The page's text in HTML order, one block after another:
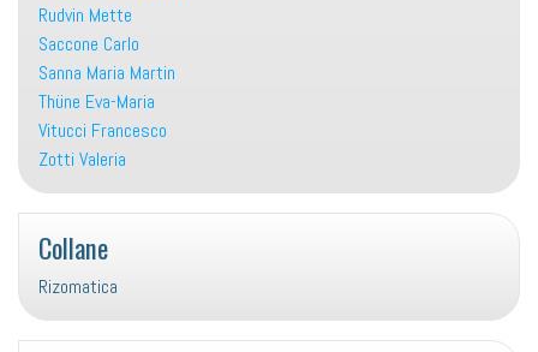
Rudvin Mette
Saccone Carlo
Sanna Maria Martin
Thüne Eva-Maria
Vitucci Francesco
Zotti Valeria
Collane
Rizomatica